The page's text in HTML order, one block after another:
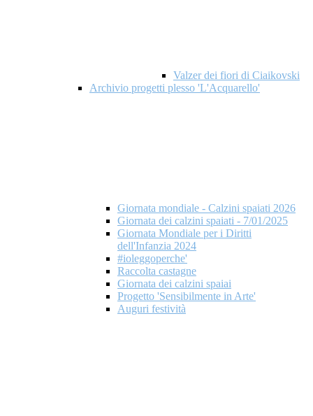
Valzer dei fiori di Ciaikovski
Archivio progetti plesso 'L'Acquarello'
Giornata mondiale - Calzini spaiati 2026
Giornata dei calzini spaiati - 7/01/2025
Giornata Mondiale per i Diritti
dell'Infanzia 2024
#ioleggoperche'
Raccolta castagne
Giornata dei calzini spaiai
Progetto 'Sensibilmente in Arte'
Auguri festività